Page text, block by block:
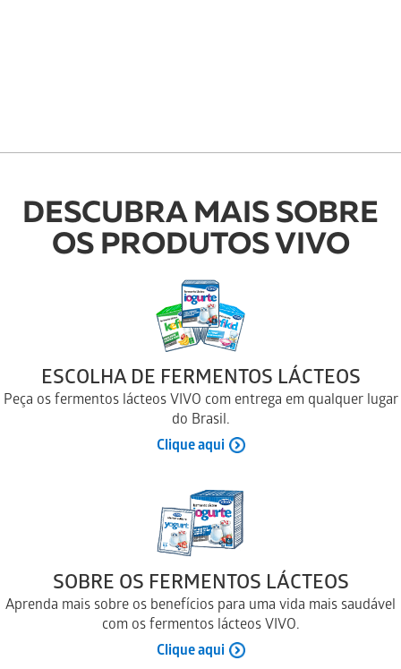
DESCUBRA MAIS SOBRE
OS PRODUTOS VIVO
ESCOLHA DE FERMENTOS LÁCTEOS
Peça os fermentos lácteos VIVO com entrega em qualquer lugar
do Brasil.
Clique aqui
SOBRE OS FERMENTOS LÁCTEOS
Aprenda mais sobre os benefícios para uma vida mais saudável
com os fermentos lácteos VIVO.
Clique aqui